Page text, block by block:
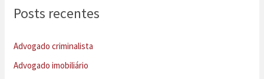
iPosts recentes
Advogado criminalista
Advogado imobiliário